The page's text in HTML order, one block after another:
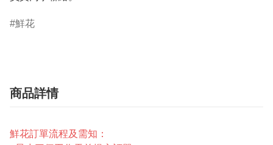
鮮花
商品詳情
鮮花訂單流程及需知：